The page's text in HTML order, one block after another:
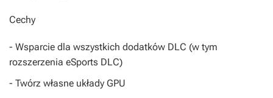
Cechy
- Wsparcie dla wszystkich dodatków DLC (w tym
rozszerzenia eSports DLC)
- Twórz własne układy GPU